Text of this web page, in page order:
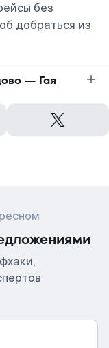
без
добраться из
— Гая